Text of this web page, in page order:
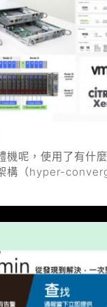
機呢，使用了有什
構（hyper-
得企業在考慮支援